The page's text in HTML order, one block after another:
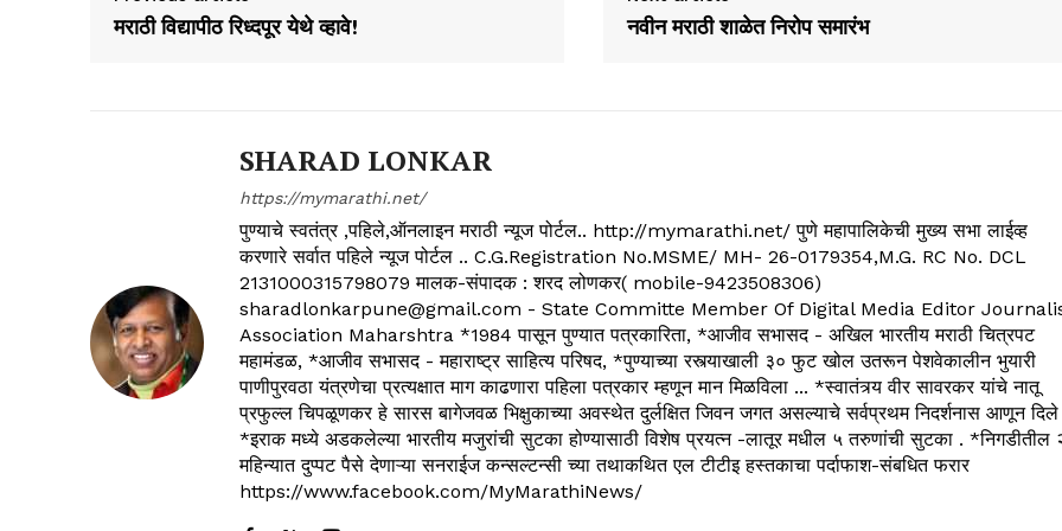
मराठी विद्यापीठ रिध्दपूर येथे व्हावे! नवीन मराठी शाळेत निरोप समारंभ
SHARAD LONKAR
https://mymarathi.net/
पुण्याचे स्वतंत्र ,पहिले,ऑनलाइन मराठी न्यूज पोर्टल.. http://mymarathi.net/ पुणे महापालिकेची मुख्य सभा लाईव्ह
करणारे सर्वात पहिले न्यूज पोर्टल .. C.G.Registration No.MSME/ MH- 26-0179354,M.G. RC No. DCL
2131000315798079 मालक-संपादक : शरद लोणकर( mobile-9423508306)
sharadlonkarpune@gmail.com - State Committe Member Of Digital Media Editor
Association Maharshtra *1984 पासून पुण्यात पत्रकारिता, *आजीव सभासद - अखिल भारतीय मराठी चित्रपट
महामंडळ, *आजीव सभासद - महाराष्ट्र साहित्य परिषद, *पुण्याच्या रस्त्याखाली ३० फुट खोल उतरून पेशवेकालीन भुयारी
पाणीपुरवठा यंत्रणेचा प्रत्यक्षात माग काढणारा पहिला पत्रकार म्हणून मान मिळविला ... *स्वातंत्र्य वीर सावरकर यांचे नातू
प्रफुल्ल चिपळूणकर हे सारस बागेजवळ भिक्षुकाच्या अवस्थेत दुर्लक्षित जिवन जगत असल्याचे सर्वप्रथम निदर्शनास आणून दिले
*इराक मध्ये अडकलेल्या भारतीय मजुरांची सुटका होण्यासाठी विशेष प्रयत्न -लातूर मधील ५ तरुणांची सुटका . *निगडीतील
महिन्यात दुप्पट पैसे देणाऱ्या सनराईज कन्सल्टन्सी च्या तथाकथित एल टीटीइ हस्तकाचा पर्दाफाश-संबधित फरार
https://www.facebook.com/MyMarathiNews/